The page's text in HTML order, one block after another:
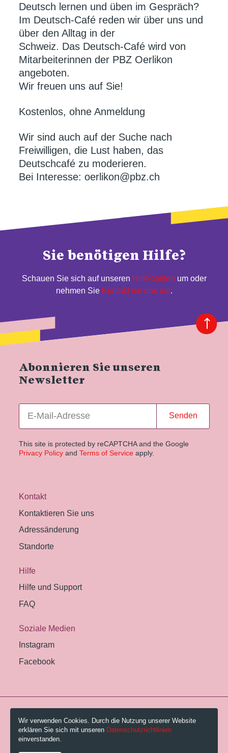
Deutsch lernen und üben im Gespräch?
Im Deutsch-Café reden wir über uns und
über den Alltag in der
Schweiz. Das Deutsch-Café wird von
Mitarbeiterinnen der PBZ Oerlikon
angeboten.
Wir freuen uns auf Sie!
Kostenlos, ohne Anmeldung
Wir sind auch auf der Suche nach
Freiwilligen, die Lust haben, das
Deutschcafé zu moderieren.
Bei Interesse: oerlikon@pbz.ch
Sie benötigen Hilfe?
Schauen Sie sich auf unseren Hilfe-Seiten um oder
nehmen Sie Kontakt mit uns auf.
Abonnieren Sie unseren
Newsletter
Senden
This site is protected by reCAPTCHA and the Google
Privacy Policyand Terms of Service apply.
Kontakt
Kontaktieren Sie uns
Adressänderung
Standorte
Hilfe
Hilfe und Support
FAQ
Soziale Medien
Instagram
Facebook
© 2026 Pestalozzi-Bibliothek Zürich.
Impressum
Gebühren und AGB
Wir verwenden Cookies. Durch die Nutzung unserer Website
erklären Sie sich mit unseren Datenschutzrichtlinien
einverstanden.